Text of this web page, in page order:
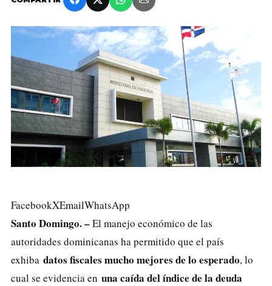
FacebookXEmailWhatsApp
Santo Domingo. –El manejo económico de las
autoridades dominicanas ha permitido que el país
exhiba datos fiscales mucho mejores de lo esperado, lo
cual se evidencia en una caída del índice de la deuda